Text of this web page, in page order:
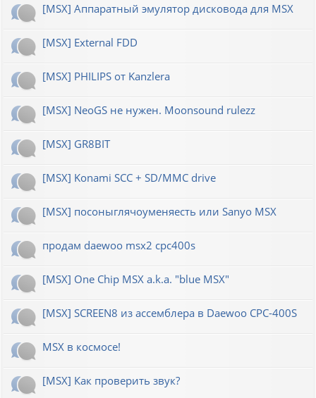
[MSX] Аппаратный эмулятор дисковода для MSX
[MSX] External FDD
[MSX] PHILIPS от Kanzlera
[MSX] NeoGS не нужен. Moonsound rulezz
[MSX] GR8BIT
[MSX] Konami SCC + SD/MMC drive
[MSX] посоныглячоуменяесть или Sanyo MSX
продам daewoo msx2 cpc400s
[MSX] One Chip MSX a.k.a. "blue MSX"
[MSX] SCREEN8 из ассемблера в Daewoo CPC-400S
MSX в космосе!
[MSX] Как проверить звук?